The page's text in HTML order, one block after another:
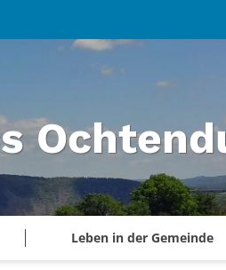
Leben in der Gemeinde